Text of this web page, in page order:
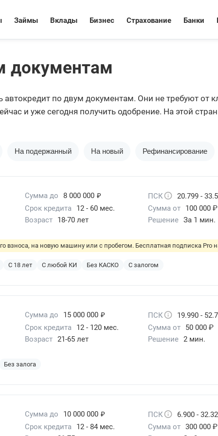
Займы Вклады Бизнес Страхование Банки
документам
по двум документам. Они не требуют от
и уже сегодня получить одобрение. На этой
На подержанный На новый Рефинансирование
Сумма до 8 000 000 ₽ ПСК
20.799 -
Срок кредита
12 - 60 мес. Сумма от
100 000 ₽
Возраст
18-70 лет Решение За 1 мин.
взноса, на новую машину или с пробегом. Бесплатная подписка Pro
С 18 лет С любой КИ Без КАСКО С залогом
Сумма до 15 000 000 ₽ ПСК
19.990 -
Срок кредита
12 - 120 мес. Сумма от
50 000 ₽
Возраст 21-65 лет Решение 2 мин.
Без залога
Сумма до 10 000 000 ₽ ПСК
6.900 -
Срок кредита
12 - 84 мес. Сумма от 300 000 ₽